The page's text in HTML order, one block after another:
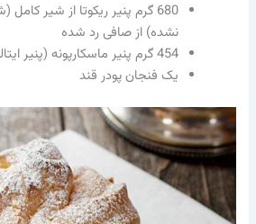
680 گرم پنیر ریکوتا از شیر
نشده) از صافی رد شده
454 گرم پنیر ماسکارپونه (پنیر ایتالیایی پرچرب)
یک فنجان پودر قند